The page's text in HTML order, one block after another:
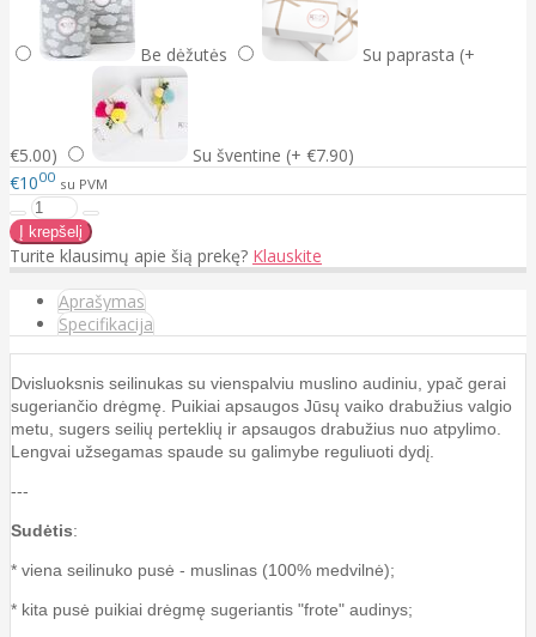
Be dėžutės Su paprasta (+
€5.00)
Su šventine (+ €7.90)
€1000 su PVM
Turite klausimų apie šią prekę? Klauskite
Aprašymas
Specifikacija
Dvisluoksnis seilinukas su vienspalviu muslino audiniu, ypač gerai
sugeriančio drėgmę. Puikiai apsaugos Jūsų vaiko drabužius valgio
metu, sugers seilių perteklių ir apsaugos drabužius nuo atpylimo.
Lengvai užsegamas spaude su galimybe reguliuoti dydį.
---
Sudėtis:
* viena seilinuko pusė - muslinas (100% medvilnė);
* kita pusė puikiai drėgmę sugeriantis "frote" audinys;